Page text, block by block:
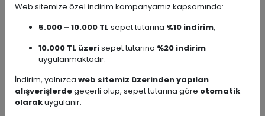
Benzer Ürünler
Web sitemize özel indirim kampanyamız kapsamında:
5.000 – 10.000 TL sepet tutarına %10 indirim,
10.000 TL üzerisepet tutarına %20 indirim
uygulanmaktadır.
İndirim, yalnızca web sitemiz üzerinden yapılan
alışverişlerdegeçerli olup, sepet tutarına göre otomatik
olarakuygulanır.